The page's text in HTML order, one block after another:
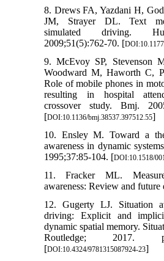
8. Drews FA, Yazdani H,
JM, Strayer DL. Text
simulated driving.
2009;51(5):762-70. [
9. McEvoy SP, Stevenson
Woodward M, Haworth C,
Role of mobile phones in
resulting in hospital
crossover study. Bmj.
[DOI:10.1136/bmj.38537.397512.55]
10. Ensley M. Toward a
awareness in dynamic
1995;37:85-104. [DOI:10.1518/
11. Fracker ML.
awareness: Review and future
12. Gugerty LJ. Situation
driving: Explicit and
dynamic spatial memory.
Routledge; 2017.
[DOI:10.4324/9781315087924-23]